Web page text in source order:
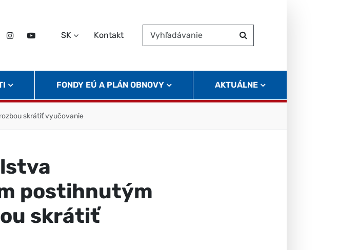
Instagram
Twitter
SK Kontakt
Vyhľadávanie
Hľadať
FONDY EÚ A PLÁN OBNOVY AKTUÁLNE
skrátiť vyučovanie
postihnutým
skrátiť